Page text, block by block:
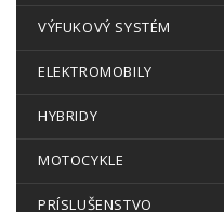
VÝFUKOVÝ SYSTÉM
ELEKTROMOBILY
HYBRIDY
MOTOCYKLE
PRÍSLUŠENSTVO